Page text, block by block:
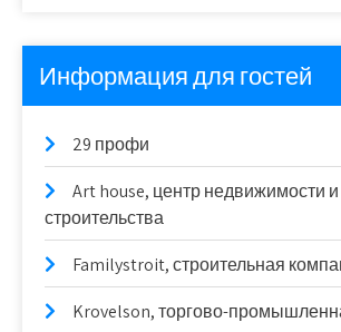
Информация для гостей
29 профи
Art house, центр недвижимости и
строительства
Familystroit, строительная
Krovelson, торгово-